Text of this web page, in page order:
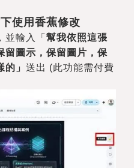
使用香蕉修改
輸入「 幫我依照這張
留圖示，保留圖片，保
」 送出 (此功能需付費